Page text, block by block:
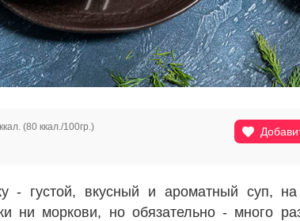
(80 ккал./100гр.)
- густой, вкусный и ароматный суп,
ни моркови, но обязательно - много